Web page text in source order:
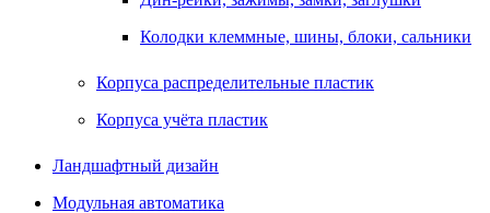
Колодки клеммные, шины, блоки, сальники
Корпуса распределительные пластик
Корпуса учёта пластик
Ландшафтный дизайн
Модульная автоматика